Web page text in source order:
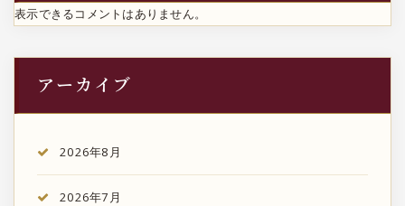
表示できるコメントはありません。
アーカイブ
2026年8月
2026年7月